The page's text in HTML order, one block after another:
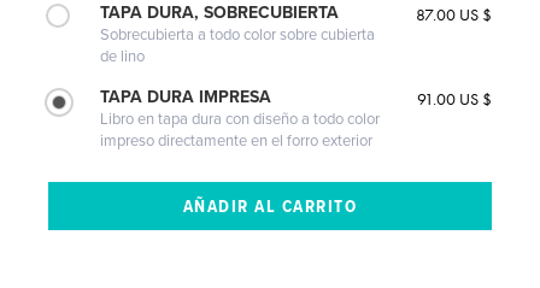
TAPA DURA, SOBRECUBIERTA
Sobrecubierta a todo color sobre cubierta
de lino
87.00 US $
TAPA DURA IMPRESA
Libro en tapa dura con diseño a todo color
impreso directamente en el forro exterior
91.00 US $